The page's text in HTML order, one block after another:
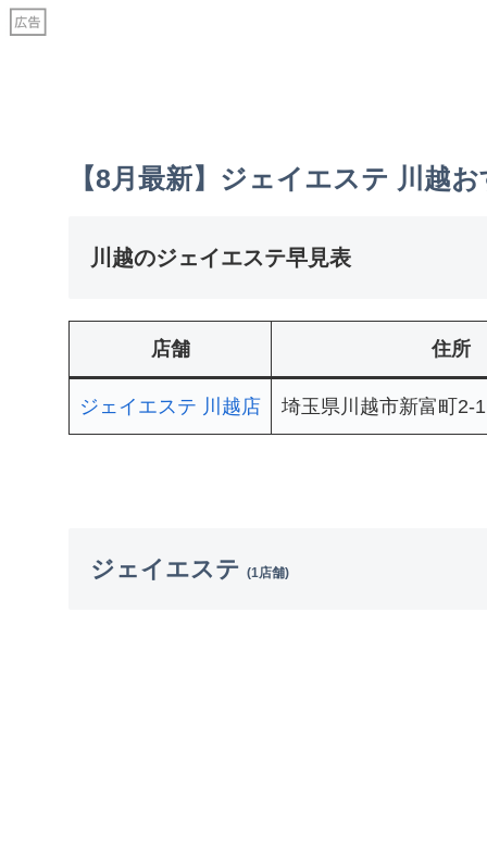
【8月最新】ジェイエステ 川越
川越のジェイエステ早見表
店舗 住所
ジェイエステ 川越店 埼玉県川越市新富町2-
ジェイエステ (1店舗)